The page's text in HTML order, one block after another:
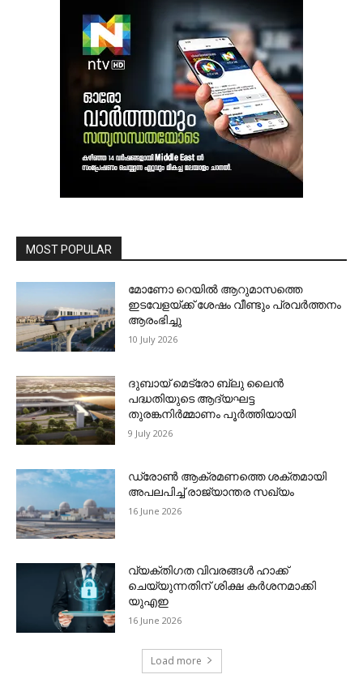
MOST POPULAR
മോണോ റെയില്‍ ആറുമാസത്തെ
ഇടവേളയ്ക്ക് ശേഷം വീണ്ടും പ്രവര്‍ത്തനം
ആരംഭിച്ചു
10 July 2026
ദുബായ് മെട്രോ ബ്ലു ലൈന്‍
പദ്ധതിയുടെ ആദ്യഘട്ട
തുരങ്കനിര്‍മ്മാണം പൂര്‍ത്തിയായി
9 July 2026
ഡ്രോണ്‍ ആക്രമണത്തെ ശക്തമായി
അപലപിച്ച് രാജ്യാന്തര സഖ്യം
16 June 2026
വ്യക്തിഗത വിവരങ്ങള്‍ ഹാക്ക്
ചെയ്യുന്നതിന് ശിക്ഷ കര്‍ശനമാക്കി
യുഎഇ
16 June 2026
Load more